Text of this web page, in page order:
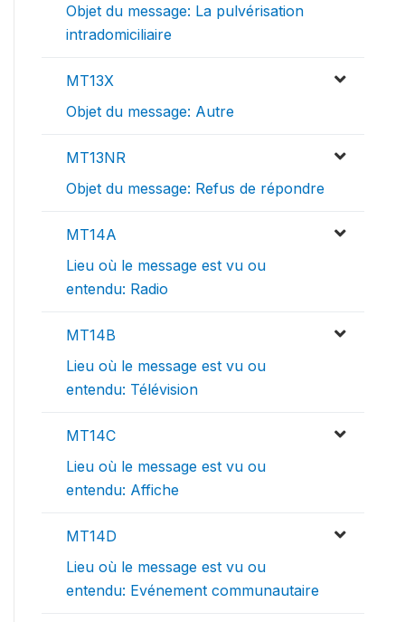
Objet du message: La pulvérisation
intradomiciliaire
MT13X
Objet du message: Autre
MT13NR
Objet du message: Refus de répondre
MT14A
Lieu où le message est vu ou
entendu: Radio
MT14B
Lieu où le message est vu ou
entendu: Télévision
MT14C
Lieu où le message est vu ou
entendu: Affiche
MT14D
Lieu où le message est vu ou
entendu: Evénement communautaire